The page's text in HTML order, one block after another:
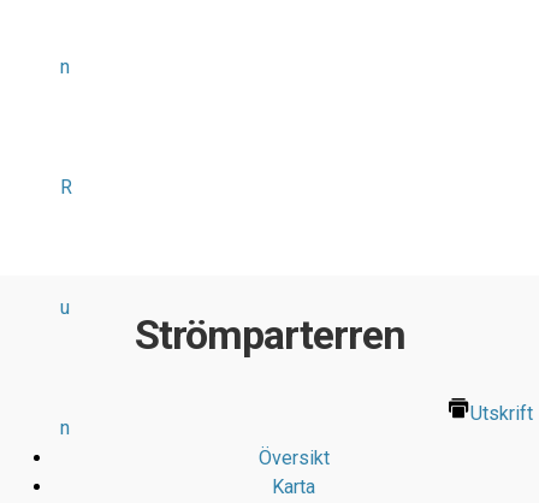
n
R
u
n
Strömparterren
Utskrift
Översikt
Karta